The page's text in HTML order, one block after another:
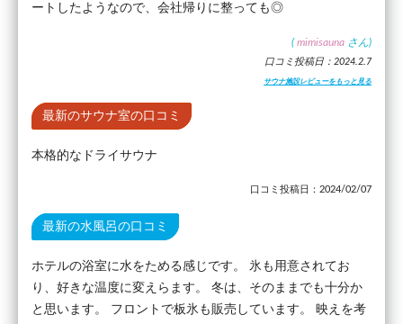
ートしたようなので、会社帰りに整っても◎
( mimisauna さん)
口コミ投稿日：2024.2.7
サウナ施設レビューをもっと見る
最新のサウナ室の口コミ
本格的なドライサウナ
口コミ投稿日：2024/02/07
最新の水風呂の口コミ
ホテルの浴室に水をためる感じです。 氷も用意されてお
り、好きな温度に変えらます。 冬は、そのままでも十分か
と思います。 フロントで板氷も販売しています。 映えを考